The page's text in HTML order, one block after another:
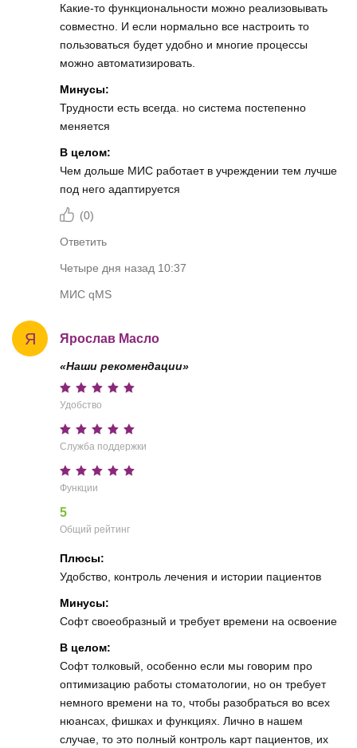
Какие-то функциональности можно реализовывать
совместно. И если нормально все настроить то
пользоваться будет удобно и многие процессы
можно автоматизировать.
Минусы:
Трудности есть всегда. но система постепенно
меняется
В целом:
Чем дольше МИС работает в учреждении тем лучше
под него адаптируется
(0)
Ответить
Четыре дня назад 10:37
МИС qMS
Я Ярослав Масло
«Наши рекомендации»
Удобство
Служба поддержки
Функции
5
Общий рейтинг
Плюсы:
Удобство, контроль лечения и истории пациентов
Минусы:
Софт своеобразный и требует времени на освоение
В целом:
Софт толковый, особенно если мы говорим про
оптимизацию работы стоматологии, но он требует
немного времени на то, чтобы разобраться во всех
нюансах, фишках и функциях. Лично в нашем
случае, то это полный контроль карт пациентов, их